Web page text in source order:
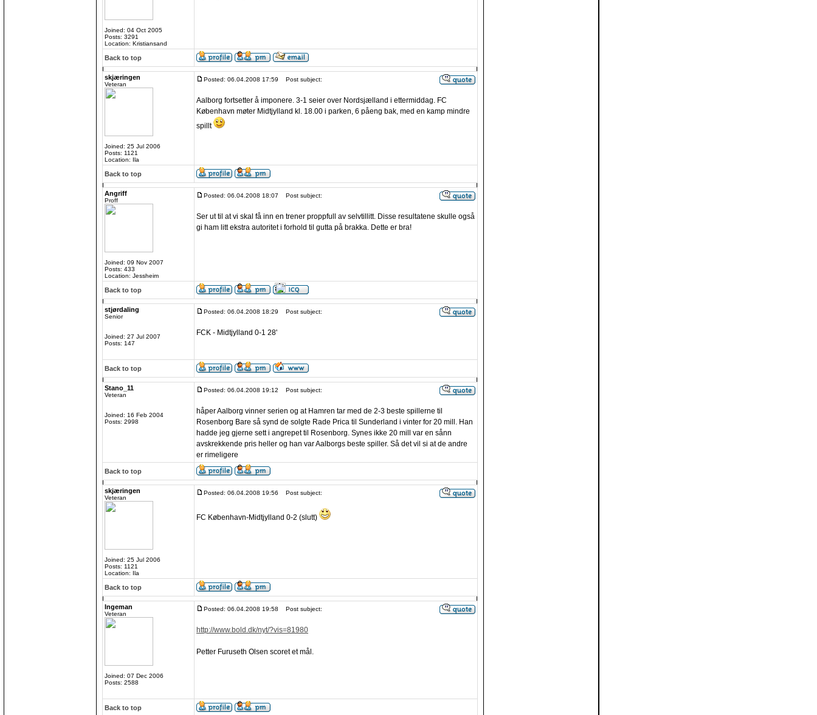
Joined: 04 Oct 2005
Posts: 3291
Location: Kristiansand
Back to top
skjæringen
Veteran
Joined: 25 Jul 2006
Posts: 1121
Location: Ila
Posted: 06.04.2008 17:59 Post subject:
Aalborg fortsetter å imponere. 3-1 seier over Nordsjælland i ettermiddag. FC
København møter Midtjylland kl. 18.00 i parken, 6 påeng bak, med en kamp mindre
spillt
Back to top
Angriff
Proff
Joined: 09 Nov 2007
Posts: 433
Location: Jessheim
Posted: 06.04.2008 18:07 Post subject:
Ser ut til at vi skal få inn en trener proppfull av selvtillitt. Disse resultatene skulle også
gi ham litt ekstra autoritet i forhold til gutta på brakka. Dette er bra!
Back to top
stjørdaling
Senior
Joined: 27 Jul 2007
Posts: 147
Posted: 06.04.2008 18:29 Post subject:
FCK - Midtjylland 0-1 28'
Back to top
Stano_11
Veteran
Joined: 16 Feb 2004
Posts: 2998
Posted: 06.04.2008 19:12 Post subject:
håper Aalborg vinner serien og at Hamren tar med de 2-3 beste spillerne til
Rosenborg Bare så synd de solgte Rade Prica til Sunderland i vinter for 20 mill. Han
hadde jeg gjerne sett i angrepet til Rosenborg. Synes ikke 20 mill var en sånn
avskrekkende pris heller og han var Aalborgs beste spiller. Så det vil si at de andre
er rimeligere
Back to top
skjæringen
Veteran
Joined: 25 Jul 2006
Posts: 1121
Location: Ila
Posted: 06.04.2008 19:56 Post subject:
FC København-Midtjylland 0-2 (slutt)
Back to top
Ingeman
Veteran
Joined: 07 Dec 2006
Posts: 2588
Posted: 06.04.2008 19:58 Post subject:
http://www.bold.dk/nyt/?vis=81980
Petter Furuseth Olsen scoret et mål.
Back to top